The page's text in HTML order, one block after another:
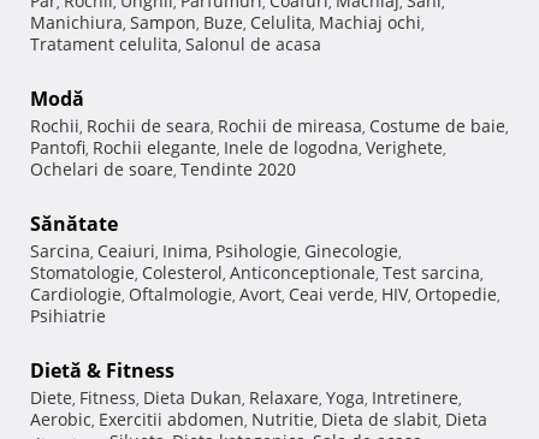
Manichiura, Sampon, Buze, Celulita, Machiaj ochi,
Tratament celulita, Salonul de acasa
Modă
Rochii, Rochii de seara, Rochii de mireasa, Costume de baie,
Pantofi, Rochii elegante, Inele de logodna, Verighete,
Ochelari de soare, Tendinte 2020
Sănătate
Sarcina, Ceaiuri, Inima, Psihologie, Ginecologie,
Stomatologie, Colesterol, Anticonceptionale, Test sarcina,
Cardiologie, Oftalmologie, Avort, Ceai verde, HIV, Ortopedie,
Psihiatrie
Dietă & Fitness
Diete, Fitness, Dieta Dukan, Relaxare, Yoga, Intretinere,
Aerobic, Exercitii abdomen, Nutritie, Dieta de slabit, Dieta